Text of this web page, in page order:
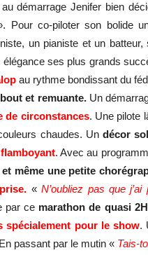
démarrage Jenifer bien
Pour co-piloter son bolide
un pianiste et un
ses plus grands
au rythme bondissant du
et remuante.Un
de circonstances. Une pilote
chaudes. Un décor
. Avec au
même une petite
«N’oubliez pas que
par ce marathon de quasi 2H
spécialement pour le show.
passant par le mutin « Tais-